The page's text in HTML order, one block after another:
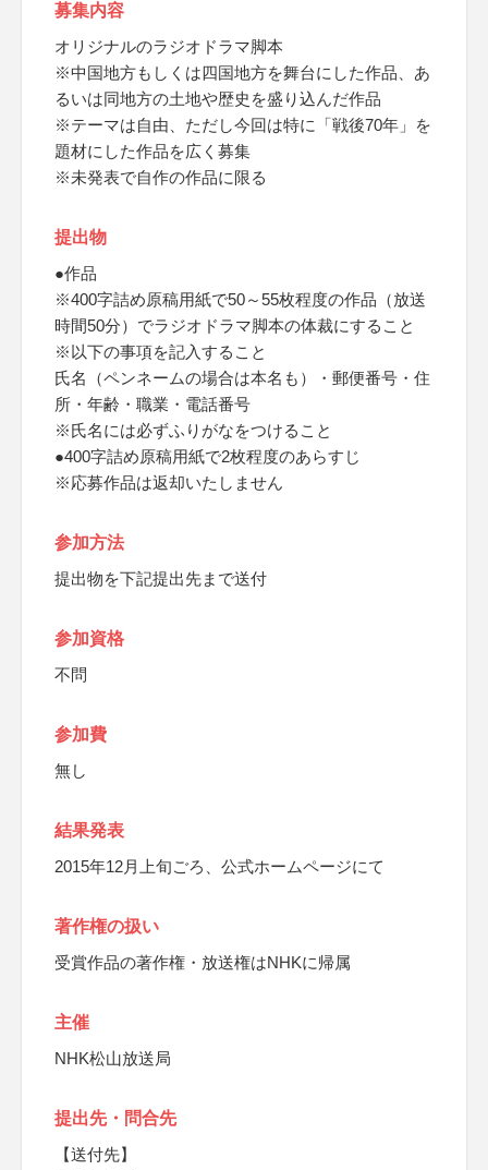
募集内容
オリジナルのラジオドラマ脚本
※中国地方もしくは四国地方を舞台にした作品、あ
るいは同地方の土地や歴史を盛り込んだ作品
※テーマは自由、ただし今回は特に「戦後70年」を
題材にした作品を広く募集
※未発表で自作の作品に限る
提出物
●作品
※400字詰め原稿用紙で50～55枚程度の作品（放送
時間50分）でラジオドラマ脚本の体裁にすること
※以下の事項を記入すること
氏名（ペンネームの場合は本名も）・郵便番号・住
所・年齢・職業・電話番号
※氏名には必ずふりがなをつけること
●400字詰め原稿用紙で2枚程度のあらすじ
※応募作品は返却いたしません
参加方法
提出物を下記提出先まで送付
参加資格
不問
参加費
無し
結果発表
2015年12月上旬ごろ、公式ホームページにて
著作権の扱い
受賞作品の著作権・放送権はNHKに帰属
主催
NHK松山放送局
提出先・問合先
【送付先】